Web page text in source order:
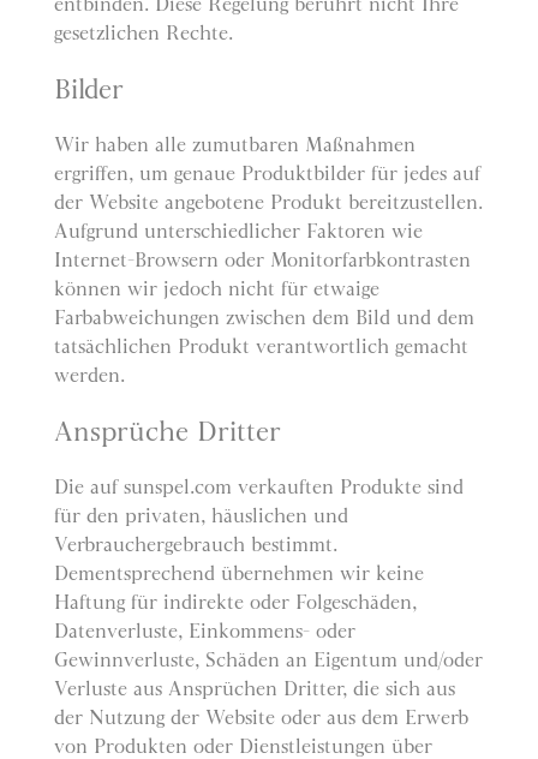
gesetzlichen Rechte.
Bilder
Wir haben alle zumutbaren Maßnahmen
ergriffen, um genaue Produktbilder für jedes auf
der Website angebotene Produkt bereitzustellen.
Aufgrund unterschiedlicher Faktoren wie
Internet-Browsern oder Monitorfarbkontrasten
können wir jedoch nicht für etwaige
Farbabweichungen zwischen dem Bild und dem
tatsächlichen Produkt verantwortlich gemacht
werden.
Ansprüche Dritter
Die auf sunspel.com verkauften Produkte sind
für den privaten, häuslichen und
Verbrauchergebrauch bestimmt.
Dementsprechend übernehmen wir keine
Haftung für indirekte oder Folgeschäden,
Datenverluste, Einkommens- oder
Gewinnverluste, Schäden an Eigentum und/oder
Verluste aus Ansprüchen Dritter, die sich aus
der Nutzung der Website oder aus dem Erwerb
von Produkten oder Dienstleistungen über